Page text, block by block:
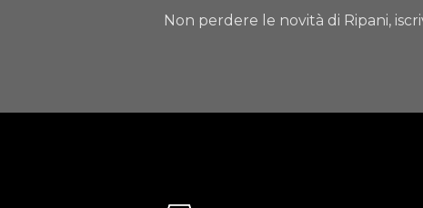
Non perdere le novità di Ripani,